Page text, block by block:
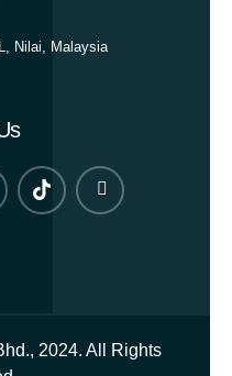
Nilai, Malaysia
2024. All Rights